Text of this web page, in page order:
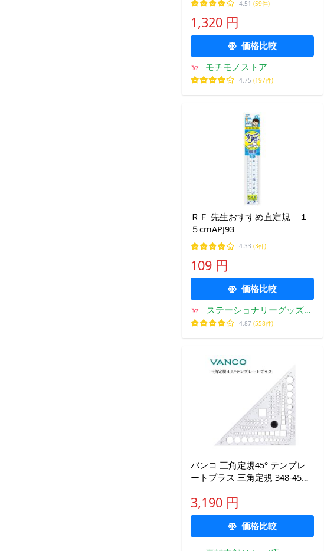
4.51 (59件)
1,320 円
価格比較
モチモノストア
4.75 (197件)
ＲＦ 先生おすすめ直定規 １
５cmAPJ93
4.33 (3件)
109 円
価格比較
ステーショナリーグッズ適
格請求書発行登録店
4.87 (558件)
バンコ 三角定規45° テンプレ
ートプラス 三角定規 348-45
図用定規 建築士試験 角度定規
建築士受験 45度定規 アクリル
3,190 円
価格比較